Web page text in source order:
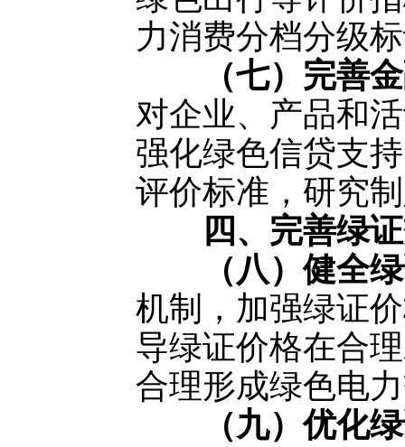
力消费分档分级
（七）完善
对企业、产品和
强化绿色信贷支
评价标准，研究
四、完善绿
（八）健全
机制，加强绿证
导绿证价格在合
合理形成绿色电
（九）优化